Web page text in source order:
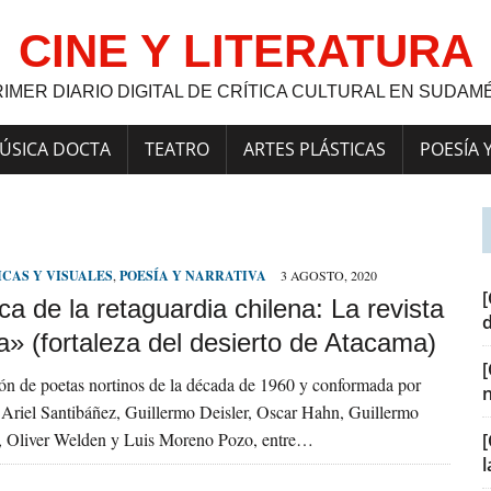
CINE Y LITERATURA
DIARIO DIGITAL DE CRÍTICA CULTURAL EN
DOCTA TEATRO ARTES PLÁSTICAS POESÍA
Y VISUALES, POESÍA Y NARRATIVA 3 AGOSTO, 2020
de la retaguardia chilena: La revista
(fortaleza del desierto de Atacama)
de poetas nortinos de la década de 1960 y conformada por
Santibáñez, Guillermo Deisler, Oscar Hahn, Guillermo
Oliver Welden y Luis Moreno Pozo, entre…